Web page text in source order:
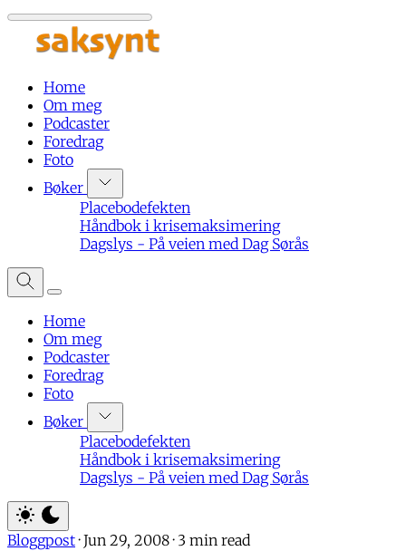
Home
Om meg
Podcaster
Foredrag
Foto
Bøker
Placebodefekten
Håndbok i krisemaksimering
Dagslys - På veien med Dag Sørås
Home
Om meg
Podcaster
Foredrag
Foto
Bøker
Placebodefekten
Håndbok i krisemaksimering
Dagslys - På veien med Dag Sørås
Bloggpost · Jun 29, 2008 · 3 min read